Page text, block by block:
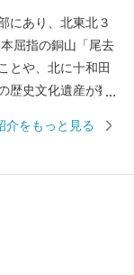
にあり、北東北３
屈指の銅山「尾去
とや、北に十和田
歴史文化遺産が数
・北東北の縄文遺
ち」です
介をもっと見る